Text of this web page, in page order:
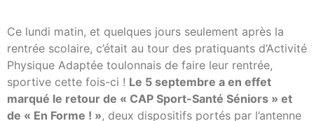
Ce lundi matin, et quelques jours seulement après la
rentrée scolaire, c’était au tour des pratiquants d’Activité
Physique Adaptée toulonnais de faire leur rentrée,
sportive cette fois-ci ! Le 5 septembre a en effet
marqué le retour de « CAP Sport-Santé Séniors » et
de « En Forme ! », deux dispositifs portés par l’antenne